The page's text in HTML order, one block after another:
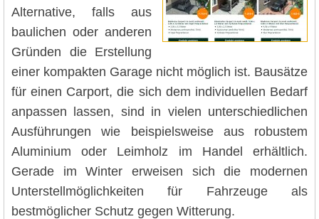
Alternative, falls aus
baulichen oder anderen
Gründen die Erstellung
einer kompakten Garage nicht möglich ist. Bausätze
für einen Carport, die sich dem individuellen Bedarf
anpassen lassen, sind in vielen unterschiedlichen
Ausführungen wie beispielsweise aus robustem
Aluminium oder Leimholz im Handel erhältlich.
Gerade im Winter erweisen sich die modernen
Unterstellmöglichkeiten für Fahrzeuge als
bestmöglicher Schutz gegen Witterung.